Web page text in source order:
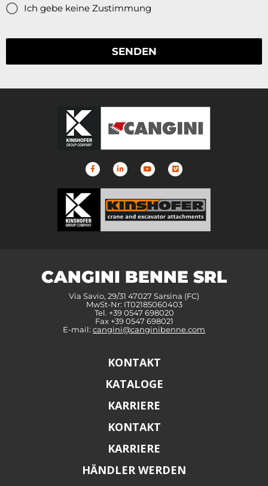
Ich gebe keine Zustimmung
SENDEN
CANGINI BENNE SRL
Via Savio, 29/31 47027 Sarsina (FC)
MwSt-Nr: IT02185060403
Tel. +39 0547 698020
Fax +39 0547 698021
E-mail: cangini@canginibenne.com
KONTAKT
KATALOGE
KARRIERE
KONTAKT
KARRIERE
HÄNDLER WERDEN